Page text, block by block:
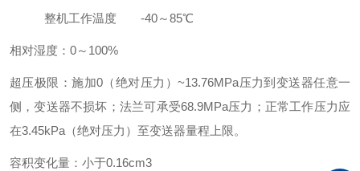
整机工作温度 -40～85℃
相对湿度：0～100%
超压极限：施加0（绝对压力）~13.76MPa压力到变送器任意一
侧，变送器不损坏；法兰可承受68.9MPa压力；正常工作压力应
在3.45kPa（绝对压力）至变送器量程上限。
容积变化量：小于0.16cm3